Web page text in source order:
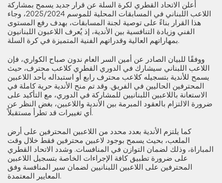
أعلن الاتحاد القطري لكرة السلة عن قرار جديد يسمح بمشاركة
اللاعب اللبناني في المسابقات المحلية للموسم 2025/2024، وجاء
هذا القرار بناءً على توصية لجنة المسابقات، بهدف رفع المستوى
الفني وزيادة التنافسية بين الأندية، إذ يُعرف اللاعبون اللبنانيون
بمهاراتهم العالية وقدراتهم الفنية المتميزة في كرة السلة.
ووفقًا للبيان الصادر عن أمين السر العام ندون صباح الكواري، فإن
اللاعب اللبناني سيشارك في الدوري القطري كلاعب محترف، حيث
يسمح للأندية بتسجيله كلاعب محترف رابع أو استبداله بأحد اللاعبين
المحترفين الحاليين في الفريق. وقد تم منح الأندية حرية كاملة في
الاستعانة باللاعبين اللبنانيين للمشاركة في الدوري، مع التأكيد على
ضرورة الالتزام بالعقود المبرمة بين الأندية واللاعبين، بغض النظر عن
أي تغييرات قد تطرأ مستقبلاً.
كما يلتزم الأندية بعدد محدد من اللاعبين المحترفين على أرض
الملعب، بحيث يسمح بوجود لاعبين محترفين فقط خلال وقت
المباراة، وذلك لضمان التوازن في المنافسات. وشدد الاتحاد القطري
على ضرورة تطبيق كافة الإجراءات الخاصة بتسجيل اللاعبين
المحترفين على اللاعبين اللبنانيين لضمان سير المنافسة وفق
المعايير المعتمدة.